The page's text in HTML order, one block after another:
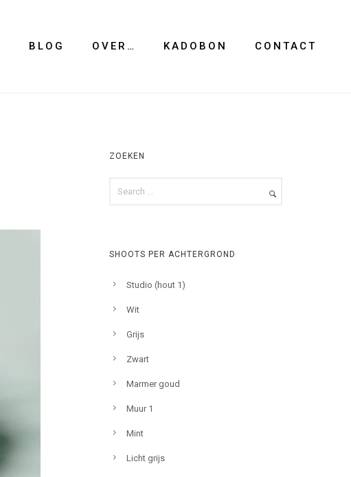
BLOG OVER… KADOBON CONTACT
ZOEKEN
SHOOTS PER ACHTERGROND
Studio (hout 1)
Wit
Grijs
Zwart
Marmer goud
Muur 1
Mint
Licht grijs